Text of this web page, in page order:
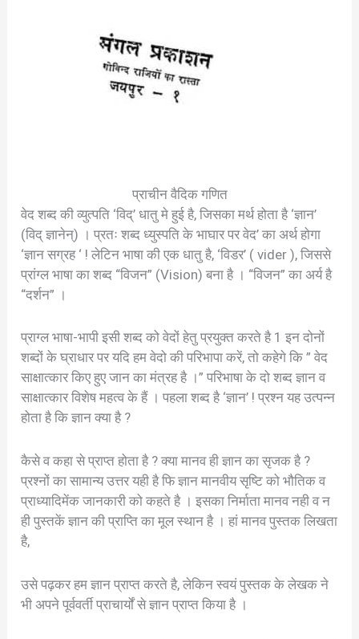
प्राचीन वैदिक गणित
वेद शब्द की व्युत्पति ‘विद्’ धातु मे हुई है, जिसका मर्थ होता है ‘ज्ञान’
(विद् ज्ञानेन्) । प्रतः शब्द ध्युस्पति के भाघार पर वेद’ का अर्थ होगा
‘ज्ञान सग्रह ‘ ! लेटिन भाषा की एक धातु है, ‘विडर’ ( vider ), जिससे
प्रांग्ल भाषा का शब्द “विजन” (Vision) बना है । “विजन” का अर्य है
“दर्शन” ।
प्राग्ल भाषा-भापी इसी शब्द को वेदों हेतु प्रयुक्त करते है 1 इन दोनों
शब्दों के घ्राधार पर यदि हम वेदो की परिभापा करें, तो कहेगे कि ” वेद
साक्षात्कार किए हुए जान का मंत्रह है ।” परिभाषा के दो शब्द ज्ञान व
साक्षात्कार विशेष महत्व के हैं । पहला शब्द है ‘ज्ञान’ ! प्रश्न यह उत्पन्न
होता है कि ज्ञान क्या है ?
कैसे व कहा से प्राप्त होता है ? क्या मानव ही ज्ञान का सृजक है ?
प्रश्नों का सामान्य उत्तर यही है फि ज्ञान मानवीय सृष्टि को भौतिक व
प्राध्यादिमेंक जानकारी को कहते है । इसका निर्माता मानव नही व न
ही पुस्तकें ज्ञान की प्राप्ति का मूल स्थान है । हां मानव पुस्तक लिखता
है,
उसे पढ़कर हम ज्ञान प्राप्त करते है, लेकिन स्वयं पुस्तक के लेखक ने
भी अपने पूर्ववर्ती प्राचार्यों से ज्ञान प्राप्त किया है ।